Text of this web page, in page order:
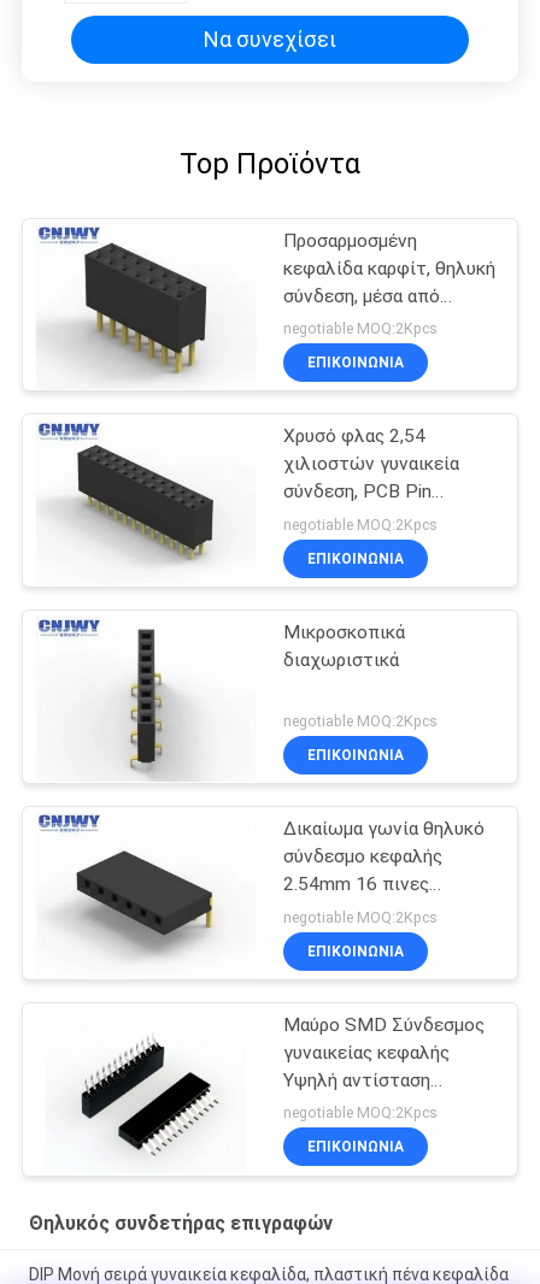
Να συνεχίσει
Top Προϊόντα
Προσαρμοσμένη
κεφαλίδα καρφίτ, θηλυκή
σύνδεση, μέσα από
τρύπα 2 καρφίτ - 20
καρφίτ, θηλυκή κεφαλίδα
negotiable MOQ:2Kpcs
ΕΠΙΚΟΙΝΩΝΊΑ
Χρυσό φλας 2,54
χιλιοστών γυναικεία
σύνδεση, PCB Pin
Header γυναικεία
σύνδεση
negotiable MOQ:2Kpcs
ΕΠΙΚΟΙΝΩΝΊΑ
Μικροσκοπικά
διαχωριστικά
negotiable MOQ:2Kpcs
ΕΠΙΚΟΙΝΩΝΊΑ
Δικαίωμα γωνία θηλυκό
σύνδεσμο κεφαλής
2.54mm 16 πινες
Custom Pin μήκος
negotiable MOQ:2Kpcs
ΕΠΙΚΟΙΝΩΝΊΑ
Μαύρο SMD Σύνδεσμος
γυναικείας κεφαλής
Υψηλή αντίσταση
μόνωσης 1000MΩ Min
negotiable MOQ:2Kpcs
ΕΠΙΚΟΙΝΩΝΊΑ
Θηλυκός συνδετήρας επιγραφών
DIP Μονή σειρά γυναικεία κεφαλίδα, πλαστική πένα κεφαλίδα